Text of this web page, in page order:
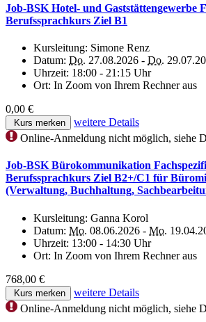
Job-BSK Hotel- und Gaststättengewerbe
Berufssprachkurs Ziel B1
Kursleitung: Simone Renz
Datum: Do. 27.08.2026 - Do.
Uhrzeit: 18:00 - 21:15 Uhr
Ort: In Zoom von Ihrem Rechner aus
0,00 €
Kurs merken
weitere Details
Online-Anmeldung nicht möglich, siehe
Job-BSK Bürokommunikation
Berufssprachkurs Ziel B2+/C1 für
(Verwaltung, Buchhaltung,
Kursleitung: Ganna Korol
Datum: Mo. 08.06.2026 - Mo.
Uhrzeit: 13:00 - 14:30 Uhr
Ort: In Zoom von Ihrem Rechner aus
768,00 €
Kurs merken
weitere Details
Online-Anmeldung nicht möglich, siehe